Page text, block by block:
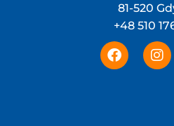
81-520
+48 510